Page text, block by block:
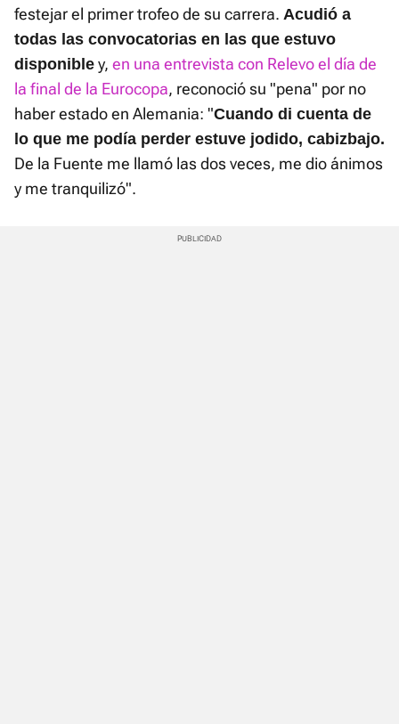
festejar el primer trofeo de su carrera. Acudió a
todas las convocatorias en las que estuvo
disponible y, en una entrevista con Relevo el día de
la final de la Eurocopa, reconoció su "pena" por no
haber estado en Alemania: "Cuando di cuenta de
lo que me podía perder estuve jodido, cabizbajo.
De la Fuente me llamó las dos veces, me dio ánimos
y me tranquilizó".